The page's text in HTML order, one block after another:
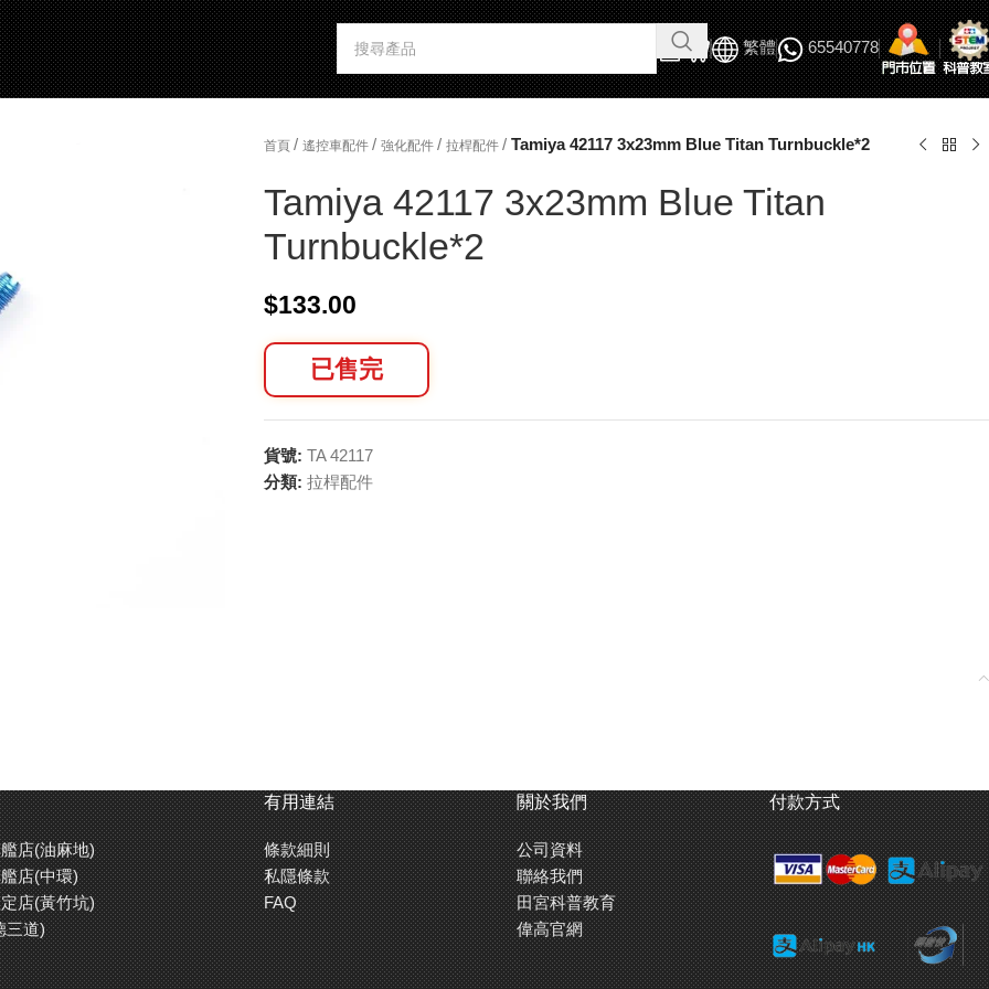
繁體 65540778
首頁 / 遙控車配件 / 強化配件 / 拉桿配件 / Tamiya 42117 3x23mm Blue Titan Turnbuckle*2
Tamiya 42117 3x23mm Blue Titan
Turnbuckle*2
$133.00
已售完
貨號: TA 42117
分類: 拉桿配件
店(油麻地)
店(中環)
店(黃竹坑)
三道)
有用連結
條款細則
私隱條款
FAQ
關於我們
公司資料
聯絡我們
田宮科普教育
偉高官網
付款方式